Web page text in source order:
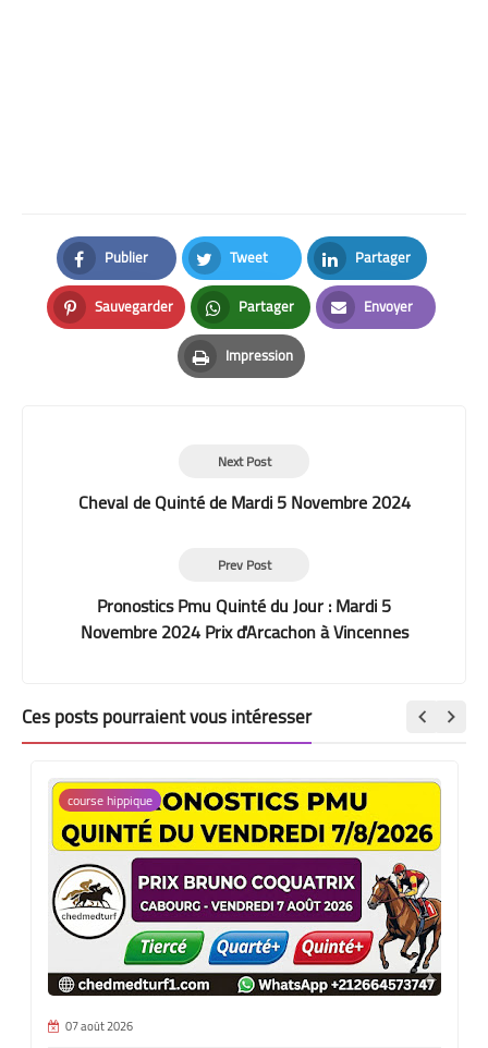
Publier
Facebook
Tweet
Twitter
Partager
LinkedIn
Sauvegarder
Pinterest
Partager
Whatsapp
Envoyer
Email
Impression
Print
Next Post
Cheval de Quinté de Mardi 5 Novembre 2024
Prev Post
Pronostics Pmu Quinté du Jour : Mardi 5
Novembre 2024 Prix d'Arcachon à Vincennes
Ces posts pourraient vous intéresser
course hippique
07 août 2026